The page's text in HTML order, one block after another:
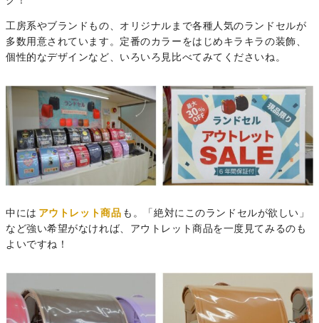
工房系やブランドもの、オリジナルまで各種人気のランドセルが
多数用意されています。定番のカラーをはじめキラキラの装飾、
個性的なデザインなど、いろいろ見比べてみてくださいね。
中には アウトレット商品 も。「絶対にこのランドセルが欲しい」
など強い希望がなければ、アウトレット商品を一度見てみるのも
よいですね！